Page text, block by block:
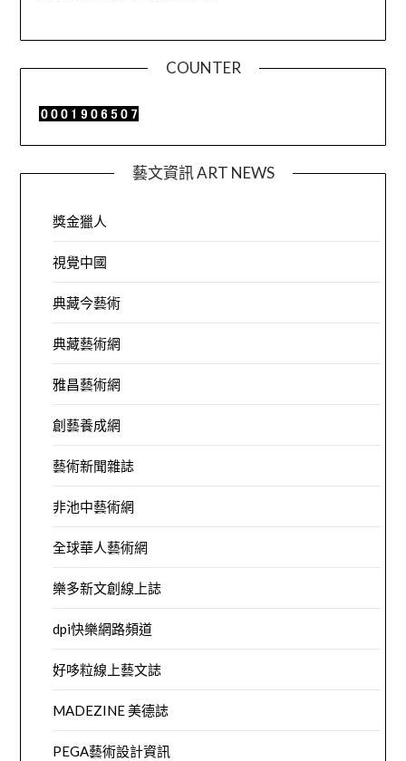
COUNTER
藝文資訊 ART NEWS
獎金獵人
視覺中國
典藏今藝術
典藏藝術網
雅昌藝術網
創藝養成網
藝術新聞雜誌
非池中藝術網
全球華人藝術網
樂多新文創線上誌
dpi快樂網路頻道
好哆粒線上藝文誌
MADEZINE 美德誌
PEGA藝術設計資訊